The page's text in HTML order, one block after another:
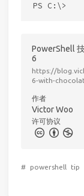
PowerShell
6
https://
6-with-
作者
Victor Woo
许可协议
# powershell tip